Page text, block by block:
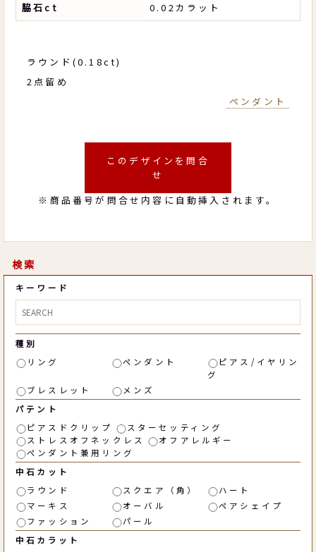
脇石ct
0.02カラット
ラウンド(0.18ct)
2点留め
ペンダント
このデザインを問合
せ
※商品番号が問合せ内容に自動挿入されます。
検索
キーワード
種別
リング
ペンダント
ピアス/イヤリン
グ
ブレスレット
メンズ
パテント
ピアスドクリップ
スターセッティング
ストレスオフネックレス
オフアレルギー
ペンダント兼用リング
中石カット
ラウンド
スクエア（角）
ハート
マーキス
オーバル
ペアシェイプ
ファッション
パール
中石カラット